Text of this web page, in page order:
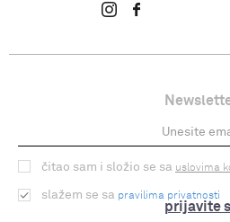
prijavite
čitao sam i složio se sa uslovima
slažem se sa pravilima privatnosti